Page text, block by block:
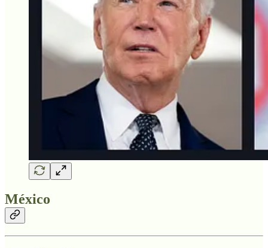
México